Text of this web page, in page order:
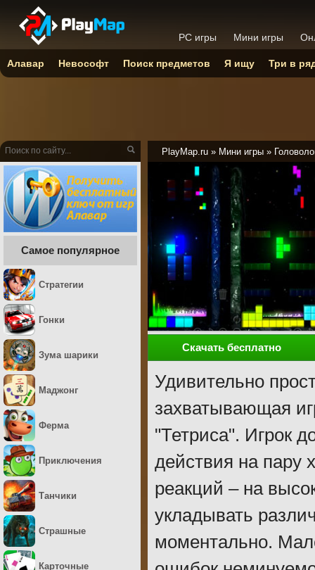
PlayMap.ru » Мини игры »
Скачать бесплатно
Удивительно
захватывающая
"Тетриса". Игрок
действия на пару
реакций – на
укладывать
моментально.
Самое популярное
Стратегии
Гонки
Зума шарики
Маджонг
Ферма
Приключения
Танчики
Страшные
Карточные
PC игры Мини игры
Алавар Невософт Поиск предметов Я ищу Три в